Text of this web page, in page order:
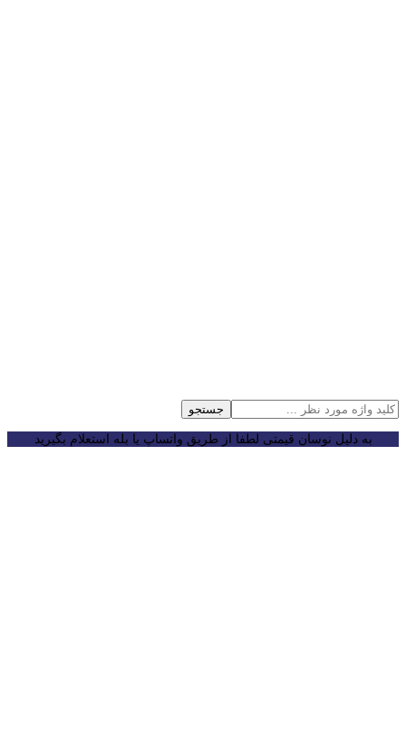
جستجو
به دلیل نوسان قیمتی لطفا از طریق واتساپ یا بله استعلام بگیرید